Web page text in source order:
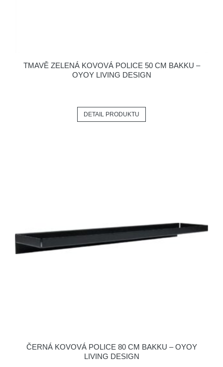
TMAVĚ ZELENÁ KOVOVÁ POLICE 50 CM BAKKU –
OYOY LIVING DESIGN
DETAIL PRODUKTU
ČERNÁ KOVOVÁ POLICE 80 CM BAKKU – OYOY
LIVING DESIGN